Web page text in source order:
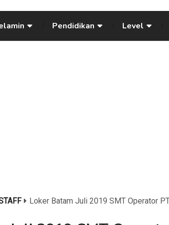
Pendidikan Level
Loker Batam Juli 2019 SMT Operator